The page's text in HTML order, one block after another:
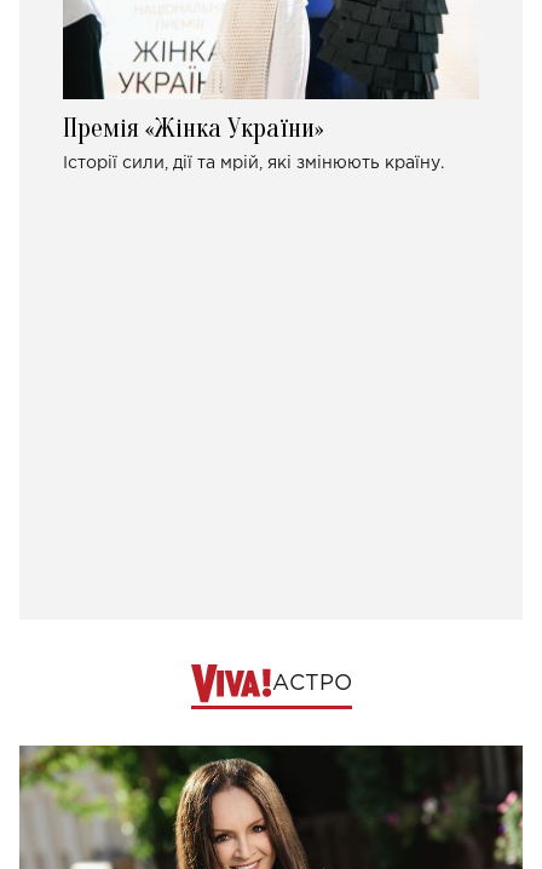
Премія «Жінка України»
Історії сили, дії та мрій, які змінюють країну.
АСТРО